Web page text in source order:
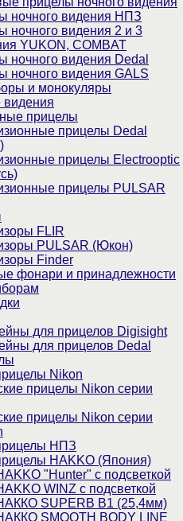
ночного видения НПЗ
ночного видения 2 и 3
YUKON, COMBAT
ночного видения Dedal
ночного видения GALS
и монокуляры
видения
прицелы
прицелы Dedal
прицелы Electrooptic
прицелы PULSAR
FLIR
PULSAR (Юкон)
Finder
фонари и принадлежности
для прицелов Digisight
для прицелов Dedal
Nikon
прицелы Nikon серии
прицелы Nikon серии
НПЗ
HAKKO (Япония)
"Hunter" с подсветкой
WINZ с подсветкой
SUPERB B1 (25,4мм)
SMOOTH BODY LINE